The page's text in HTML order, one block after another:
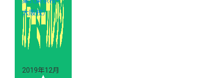
大阪校）
2019年12月